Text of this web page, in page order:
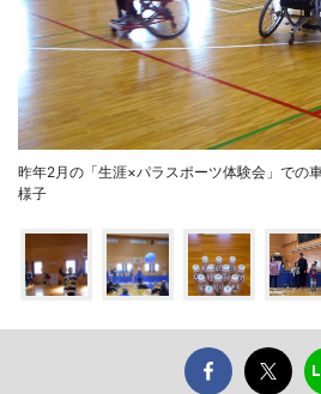
昨年2月の「生涯×パラスポーツ体験会」での
様子